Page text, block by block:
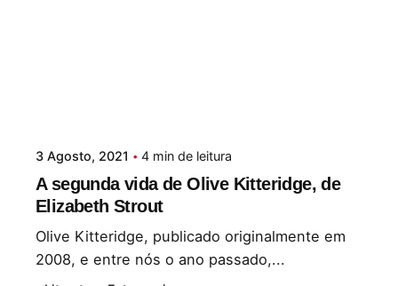
3 Agosto, 2021 4 min de leitura
A segunda vida de Olive Kitteridge, de
Elizabeth Strout
Olive Kitteridge, publicado originalmente em
2008, e entre nós o ano passado,...